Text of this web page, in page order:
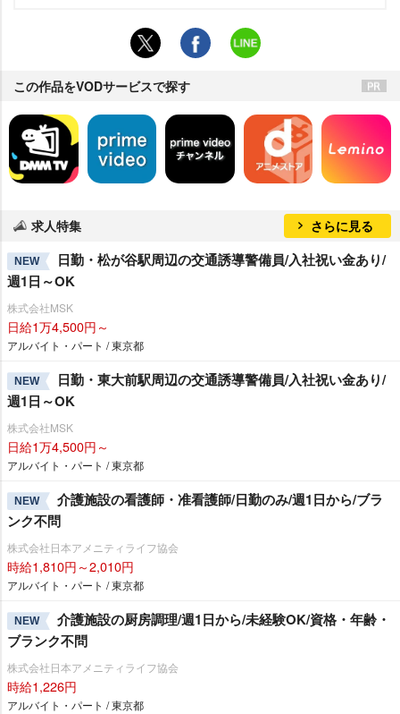
この作品をVODサービスで探す
求人特集 さらに見る
NEW
日勤・松が谷駅周辺の交通誘導警備員/入社祝い金あり/
週1日～OK
株式会社MSK
日給1万4,500円～
アルバイト・パート / 東京都
NEW
日勤・東大前駅周辺の交通誘導警備員/入社祝い金あり/
週1日～OK
株式会社MSK
日給1万4,500円～
アルバイト・パート / 東京都
NEW
介護施設の看護師・准看護師/日勤のみ/週1日から/ブラ
ンク不問
株式会社日本アメニティライフ協会
時給1,810円～2,010円
アルバイト・パート / 東京都
NEW
介護施設の厨房調理/週1日から/未経験OK/資格・年齢・
ブランク不問
株式会社日本アメニティライフ協会
時給1,226円
アルバイト・パート / 東京都